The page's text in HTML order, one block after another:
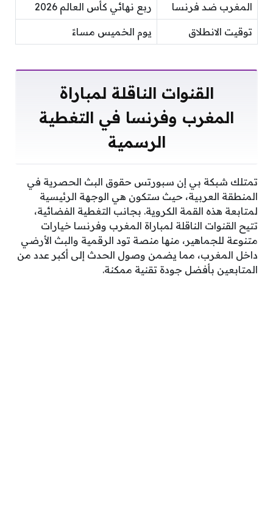
المغرب ضد فرنسا ربع نهائي كأس العالم 2026
توقيت الانطلاق يوم الخميس مساءً
القنوات الناقلة لمباراة
المغرب وفرنسا في التغطية
الرسمية
تمتلك شبكة بي إن سبورتس حقوق البث الحصرية في
المنطقة العربية، حيث ستكون هي الوجهة الرئيسية
لمتابعة هذه القمة الكروية. بجانب التغطية الفضائية،
تتيح القنوات الناقلة لمباراة المغرب وفرنسا خيارات
متنوعة للجماهير، منها منصة تود الرقمية والبث الأرضي
داخل المغرب، مما يضمن وصول الحدث إلى أكبر عدد من
المتابعين بأفضل جودة تقنية ممكنة.